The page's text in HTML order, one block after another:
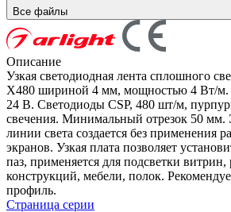
Все файлы
Описание
Узкая светодиодная лента сплошного
X480 шириной 4 мм, мощностью 4 Вт/м.
24 В. Светодиоды CSP, 480 шт/м,
свечения. Минимальный отрезок 50
линии света создается без применения
экранов. Узкая плата позволяет
паз, применяется для подсветки
конструкций, мебели, полок.
профиль.
Страница серии